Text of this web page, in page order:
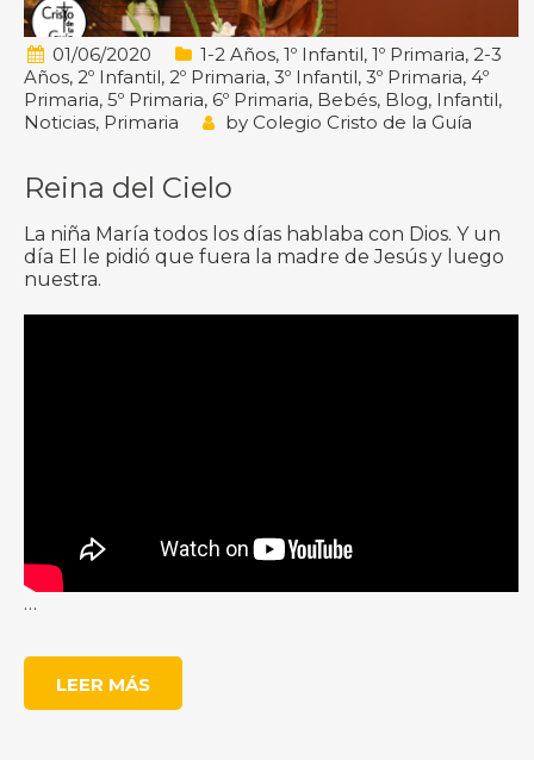
01/06/2020 1-2 Años, 1º Infantil, 1º Primaria, 2-3
Años, 2º Infantil, 2º Primaria, 3º Infantil, 3º Primaria, 4º
Primaria, 5º Primaria, 6º Primaria, Bebés, Blog, Infantil,
Noticias, Primaria by Colegio Cristo de la Guía
Reina del Cielo
La niña María todos los días hablaba con Dios. Y un
día El le pidió que fuera la madre de Jesús y luego
nuestra.
…
LEER MÁS